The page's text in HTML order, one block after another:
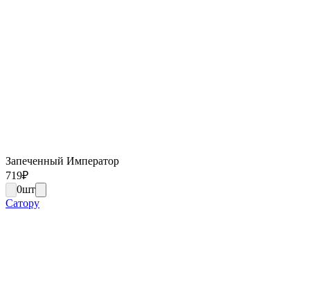
Запеченный Император
719₽
0шт
Сатору